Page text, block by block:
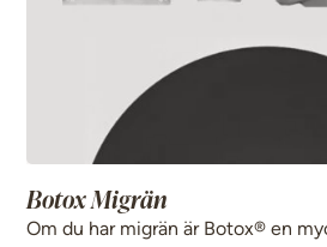
Botox Migrän
Om du har migrän är Botox® en